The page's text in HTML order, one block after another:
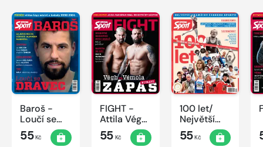
Baroš -
Loučí se
dravec
55Kč
FIGHT -
Attila Végh
vs. Karlos
Vémola
55Kč
100 let/
Největší
okamžiky
českého
55Kč